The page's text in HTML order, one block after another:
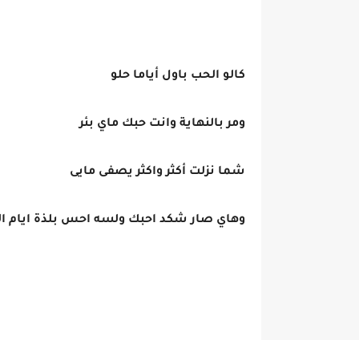
كالو الحب باول أياما حلو
ومر بالنهاية وانت حبك ماي بئر
شما نزلت أكثر واكثر يصفى مايى
وهاي صار شكد احبك ولسه احس بلذة ايام